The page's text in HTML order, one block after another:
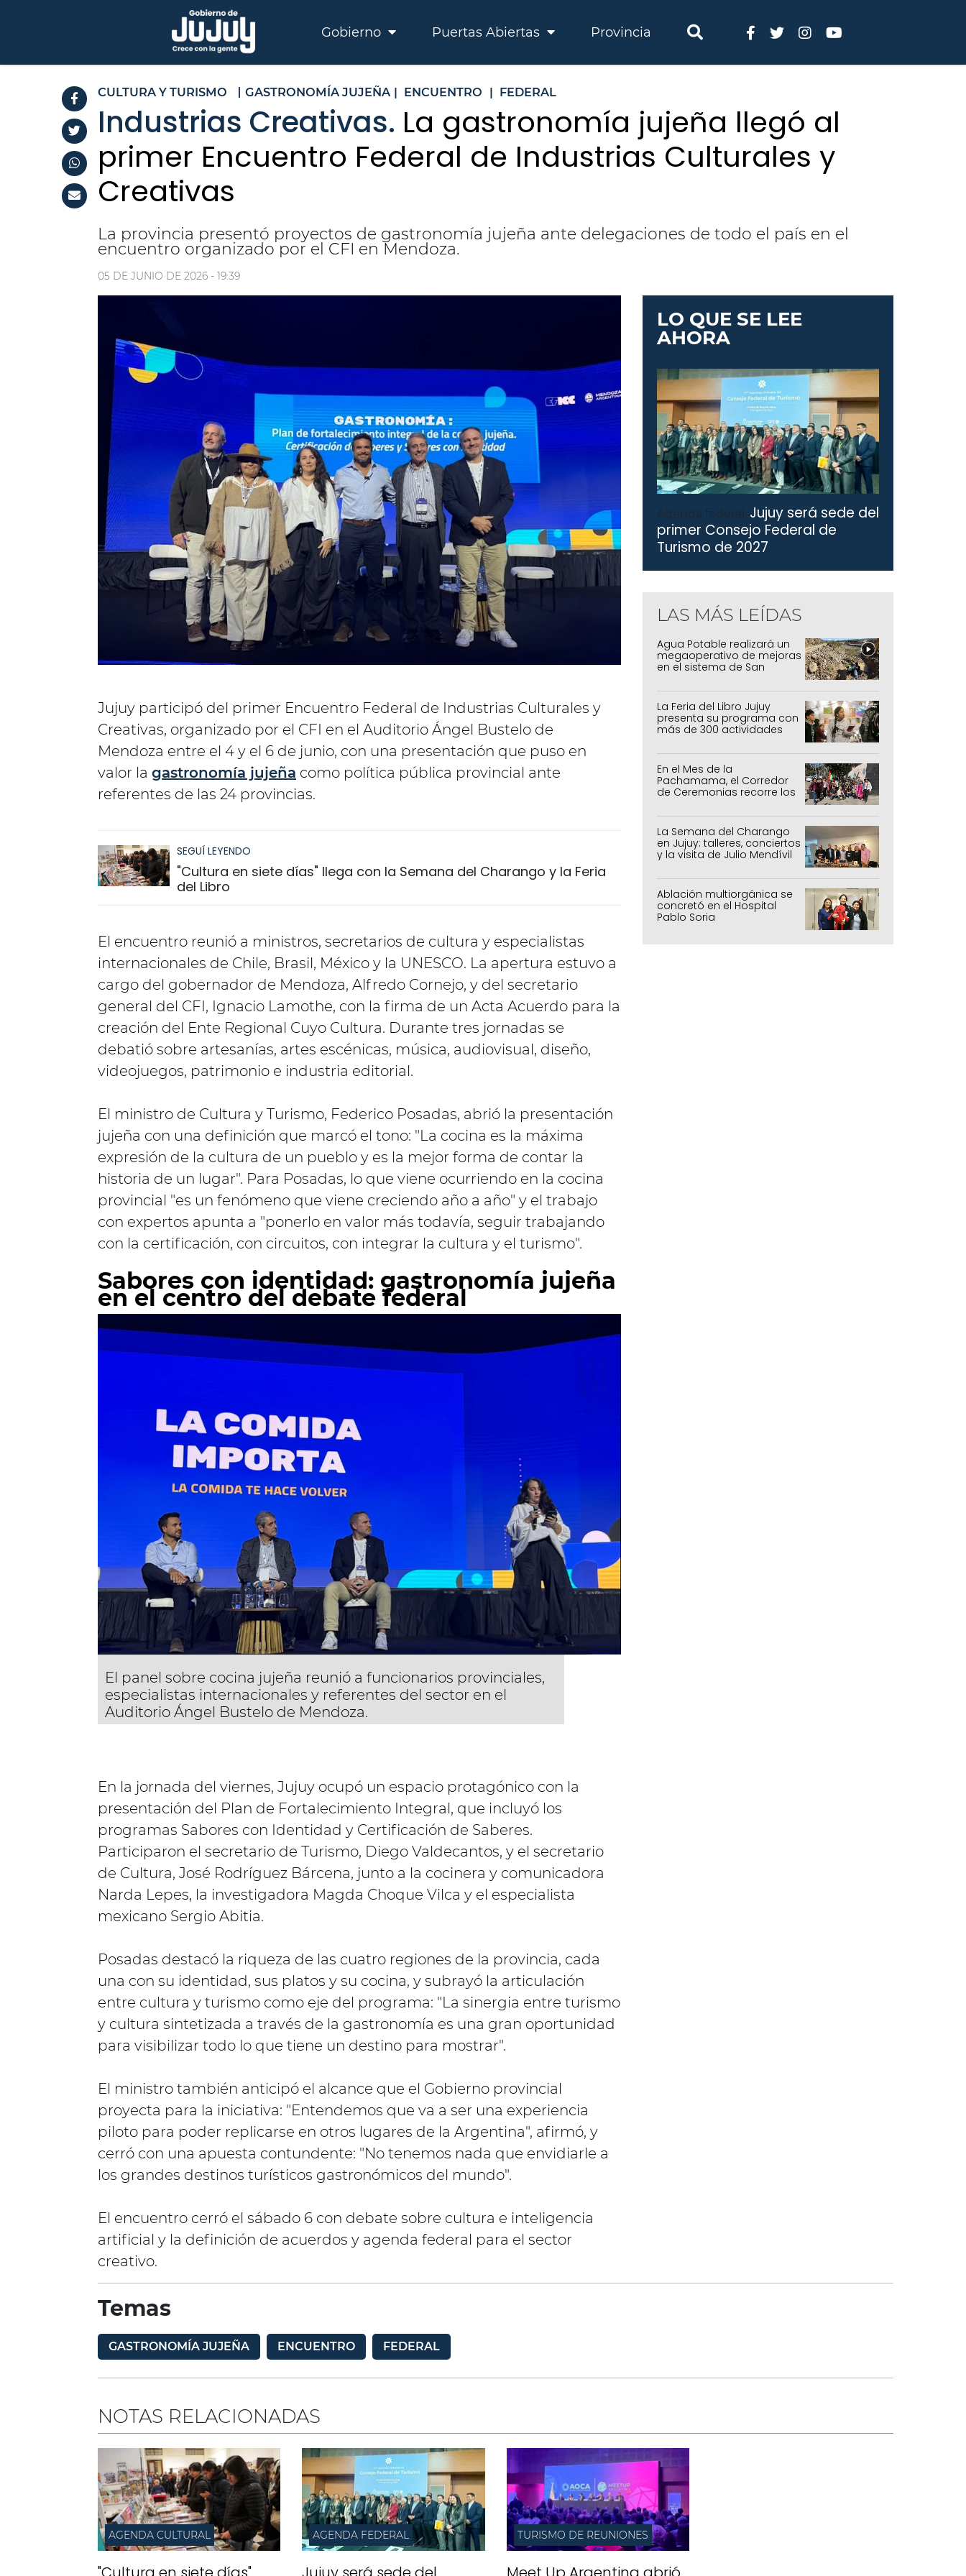
Gobierno Puertas Abiertas Provincia
CULTURA Y TURISMO GASTRONOMÍA JUJEÑA | ENCUENTRO | FEDERAL
Industrias Creativas. La gastronomía jujeña llegó al
primer Encuentro Federal de Industrias Culturales y
Creativas
La provincia presentó proyectos de gastronomía jujeña ante delegaciones de todo el país en el
encuentro organizado por el CFI en Mendoza.
05 DE JUNIO DE 2026 - 19:39
Jujuy participó del primer Encuentro Federal de Industrias Culturales y
Creativas, organizado por el CFI en el Auditorio Ángel Bustelo de
Mendoza entre el 4 y el 6 de junio, con una presentación que puso en
valor la gastronomía jujeña como política pública provincial ante
referentes de las 24 provincias.
SEGUÍ LEYENDO
"Cultura en siete días" llega con la Semana del Charango y la Feria
del Libro
El encuentro reunió a ministros, secretarios de cultura y especialistas
internacionales de Chile, Brasil, México y la UNESCO. La apertura estuvo a
cargo del gobernador de Mendoza, Alfredo Cornejo, y del secretario
general del CFI, Ignacio Lamothe, con la firma de un Acta Acuerdo para la
creación del Ente Regional Cuyo Cultura. Durante tres jornadas se
debatió sobre artesanías, artes escénicas, música, audiovisual, diseño,
videojuegos, patrimonio e industria editorial.
El ministro de Cultura y Turismo, Federico Posadas, abrió la presentación
jujeña con una definición que marcó el tono: "La cocina es la máxima
expresión de la cultura de un pueblo y es la mejor forma de contar la
historia de un lugar". Para Posadas, lo que viene ocurriendo en la cocina
provincial "es un fenómeno que viene creciendo año a año" y el trabajo
con expertos apunta a "ponerlo en valor más todavía, seguir trabajando
con la certificación, con circuitos, con integrar la cultura y el turismo".
Sabores con identidad: gastronomía jujeña
en el centro del debate federal
El panel sobre cocina jujeña reunió a funcionarios provinciales,
especialistas internacionales y referentes del sector en el
Auditorio Ángel Bustelo de Mendoza.
En la jornada del viernes, Jujuy ocupó un espacio protagónico con la
presentación del Plan de Fortalecimiento Integral, que incluyó los
programas Sabores con Identidad y Certificación de Saberes.
Participaron el secretario de Turismo, Diego Valdecantos, y el secretario
de Cultura, José Rodríguez Bárcena, junto a la cocinera y comunicadora
Narda Lepes, la investigadora Magda Choque Vilca y el especialista
mexicano Sergio Abitia.
Posadas destacó la riqueza de las cuatro regiones de la provincia, cada
una con su identidad, sus platos y su cocina, y subrayó la articulación
entre cultura y turismo como eje del programa: "La sinergia entre turismo
y cultura sintetizada a través de la gastronomía es una gran oportunidad
para visibilizar todo lo que tiene un destino para mostrar".
El ministro también anticipó el alcance que el Gobierno provincial
proyecta para la iniciativa: "Entendemos que va a ser una experiencia
piloto para poder replicarse en otros lugares de la Argentina", afirmó, y
cerró con una apuesta contundente: "No tenemos nada que envidiarle a
los grandes destinos turísticos gastronómicos del mundo".
El encuentro cerró el sábado 6 con debate sobre cultura e inteligencia
artificial y la definición de acuerdos y agenda federal para el sector
creativo.
LO QUE SE LEE
AHORA
Agenda federal. Jujuy será sede del
primer Consejo Federal de
Turismo de 2027
LAS MÁS LEÍDAS
Agua Potable realizará un
megaoperativo de mejoras
en el sistema de San
La Feria del Libro Jujuy
presenta su programa con
más de 300 actividades
En el Mes de la
Pachamama, el Corredor
de Ceremonias recorre los
capital
La Semana del Charango
en Jujuy: talleres, conciertos
y la visita de Julio Mendívil
Ablación multiorgánica se
concretó en el Hospital
Pablo Soria
Temas
GASTRONOMÍA JUJEÑA ENCUENTRO FEDERAL
NOTAS RELACIONADAS
AGENDA CULTURAL AGENDA FEDERAL TURISMO DE REUNIONES